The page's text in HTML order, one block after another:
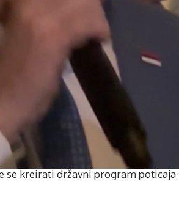
se kreirati državni program poticaja